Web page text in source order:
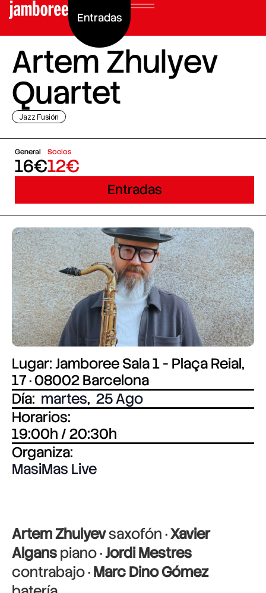
Entradas
Artem Zhulyev
Quartet
Jazz Fusión
General
16€
Socios
12€
Entradas
Lugar: Jamboree Sala 1 - Plaça Reial,
17 · 08002 Barcelona
Día: martes, 25 Ago
Horarios:
19:00h / 20:30h
Organiza:
MasiMas Live
Artem Zhulyevsaxofón ·Xavier
Alganspiano ·Jordi Mestres
contrabajo ·Marc Dino Gómez